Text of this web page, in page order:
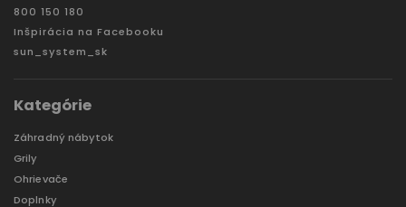
800 150 180
Inšpirácia na Facebooku
sun_system_sk
Kategórie
Záhradný nábytok
Grily
Ohrievače
Doplnky